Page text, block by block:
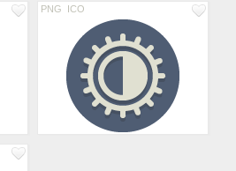
PNG ICO